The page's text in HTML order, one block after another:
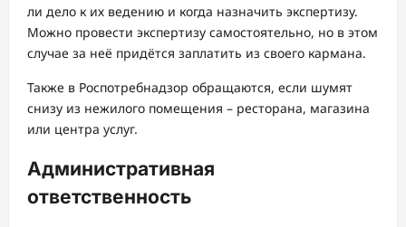
ли дело к их ведению и когда назначить экспертизу.
Можно провести экспертизу самостоятельно, но в этом
случае за неё придётся заплатить из своего кармана.
Также в Роспотребнадзор обращаются, если шумят
снизу из нежилого помещения – ресторана, магазина
или центра услуг.
Административная
ответственность